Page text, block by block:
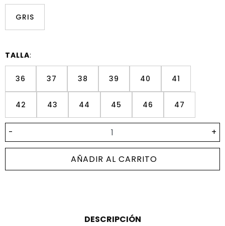
GRIS
TALLA:
36 37 38 39 40 41
42 43 44 45 46 47
- +
AÑADIR AL CARRITO
DESCRIPCIÓN